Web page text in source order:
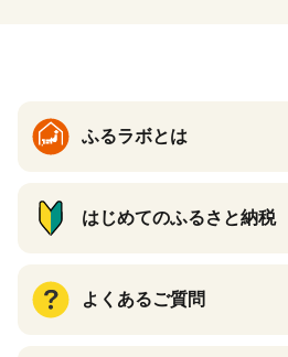
ふるラボとは
はじめてのふるさと納税
よくあるご質問